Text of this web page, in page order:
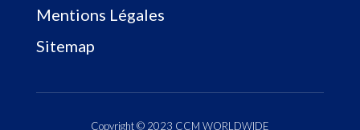
Mentions Légales
Sitemap
Copyright © 2023 CCM WORLDWIDE